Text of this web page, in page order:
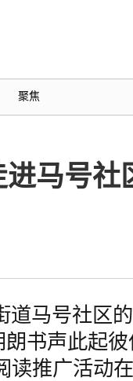
聚焦
马号
道马号社区
书声此起
读推广活动